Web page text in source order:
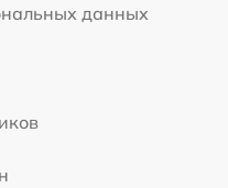
данных